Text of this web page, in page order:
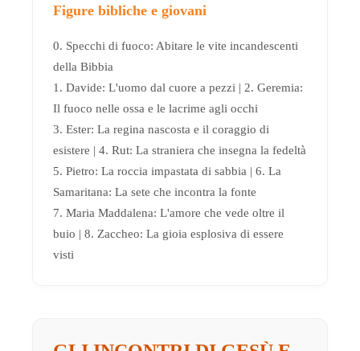
Figure bibliche e giovani
0. Specchi di fuoco: Abitare le vite incandescenti
della Bibbia
1. Davide: L'uomo dal cuore a pezzi | 2. Geremia:
Il fuoco nelle ossa e le lacrime agli occhi
3. Ester: La regina nascosta e il coraggio di
esistere | 4. Rut: La straniera che insegna la fedeltà
5. Pietro: La roccia impastata di sabbia | 6. La
Samaritana: La sete che incontra la fonte
7. Maria Maddalena: L'amore che vede oltre il
buio | 8. Zaccheo: La gioia esplosiva di essere
visti